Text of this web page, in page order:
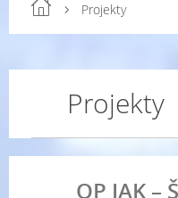
Projekty
Projekty
OP JAK –